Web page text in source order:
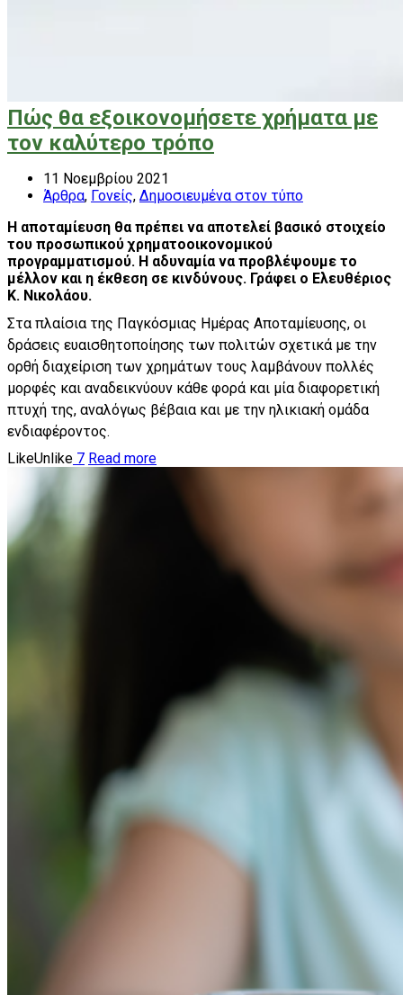
Πώς θα εξοικονομήσετε χρήματα με
τον καλύτερο τρόπο
11 Νοεμβρίου 2021
Άρθρα, Γονείς, Δημοσιευμένα στον τύπο
Η αποταμίευση θα πρέπει να αποτελεί βασικό στοιχείο
του προσωπικού χρηματοοικονομικού
προγραμματισμού. Η αδυναμία να προβλέψουμε το
μέλλον και η έκθεση σε κινδύνους. Γράφει ο Ελευθέριος
Κ. Νικολάου.
Στα πλαίσια της Παγκόσμιας Ημέρας Αποταμίευσης, οι
δράσεις ευαισθητοποίησης των πολιτών σχετικά με την
ορθή διαχείριση των χρημάτων τους λαμβάνουν πολλές
μορφές και αναδεικνύουν κάθε φορά και μία διαφορετική
πτυχή της, αναλόγως βέβαια και με την ηλικιακή ομάδα
ενδιαφέροντος.
LikeUnlike 7 Read more